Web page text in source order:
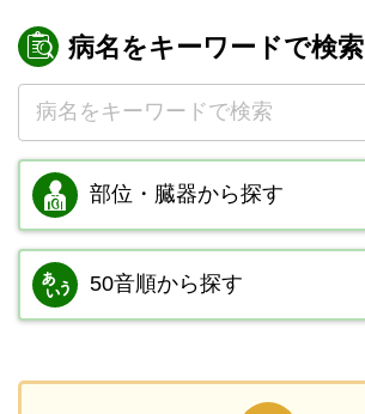
病名をキーワードで検索
部位・臓器から探す
50音順から探す